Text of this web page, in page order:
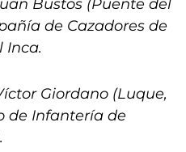
Bustos (Puente del
de Cazadores de
Inca.
Giordano (Luque,
de Infantería de